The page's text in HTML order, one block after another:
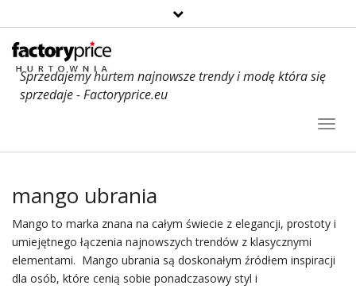
Sprzedajemy hurtem najnowsze trendy i modę która się
sprzedaje - Factoryprice.eu
mango ubrania
Mango to marka znana na całym świecie z elegancji, prostoty i
umiejętnego łączenia najnowszych trendów z klasycznymi
elementami. Mango ubrania są doskonałym źródłem inspiracji
dla osób, które cenią sobie ponadczasowy styl i